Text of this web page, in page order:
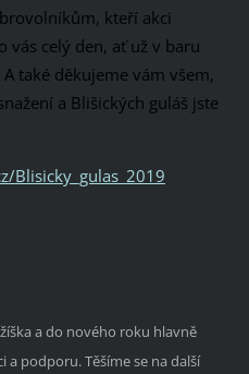
kteří akci
celý den, ať už v baru
také děkujeme vám všem,
a Blišických guláš jste
Blisicky_gulas_2019
a do nového roku hlavně
a podporu. Těšíme se na další